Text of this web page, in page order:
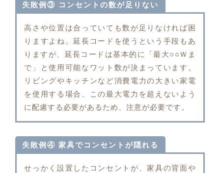
失敗例③ コンセントの数が足りない
高さや位置は合っていても数が足りなければ困
りますよね。延長コードを使うという手段もあ
りますが、延長コードは基本的に「最大○○Ｗま
で」と使用可能なワット数が決まっています。
リビングやキッチンなど消費電力の大きい家電
を使用する場合、この最大電力を超えないよう
に配慮する必要があるため、注意が必要です。
失敗例④ 家具でコンセントが隠れる
せっかく設置したコンセントが、家具の背面や